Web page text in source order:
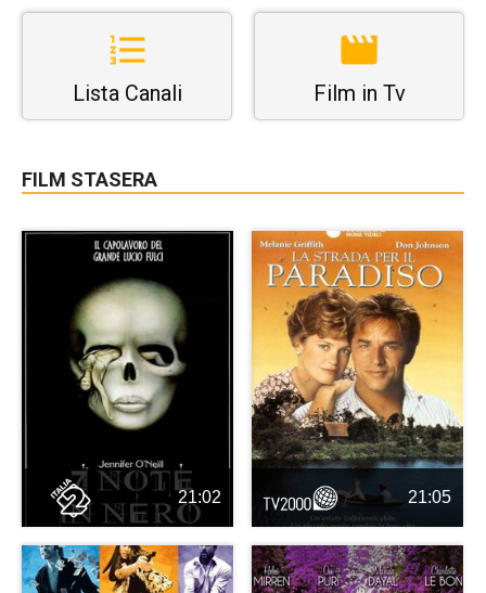
Lista Canali Film in Tv
FILM STASERA
21:02 21:05